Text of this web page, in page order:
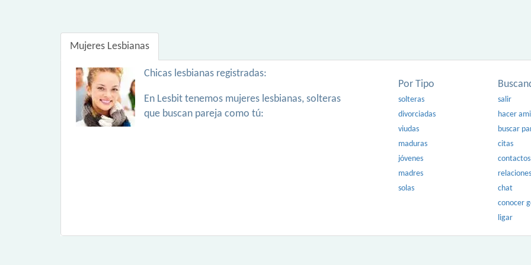
Mujeres Lesbianas
Chicas lesbianas registradas:
En Lesbit tenemos mujeres lesbianas, solteras
que buscan pareja como tú:
Por Tipo
solteras
divorciadas
viudas
maduras
jóvenes
madres
solas
salir
hacer
buscar
citas
contactos
relaciones
chat
conocer
ligar